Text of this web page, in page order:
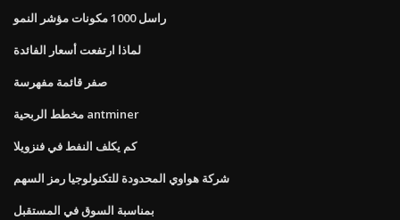
راسل 1000 مكونات مؤشر النمو
لماذا ارتفعت أسعار الفائدة
صفر قائمة مفهرسة
مخطط الربحية antminer
كم يكلف النفط في فنزويلا
شركة هواوي المحدودة للتكنولوجيا رمز السهم
بمناسبة السوق في المستقبل